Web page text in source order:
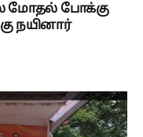
மோதல் போக்கு
நயினார்